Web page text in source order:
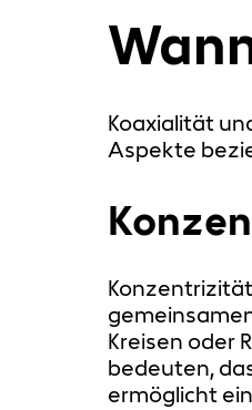
Koaxialität
Aspekte
Kreisen oder
bedeuten,
ermöglicht